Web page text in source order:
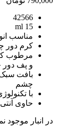
42566
15 ml
مناسب
کرم دور
مرطوب
و پف
بافت
چشم
با
حاوی
در انبار موجود